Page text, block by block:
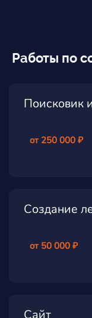
Работы по
Поисковик
от 250 000 ₽
Создание
от 50 000 ₽